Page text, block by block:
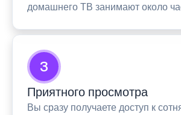
домашнего ТВ занимают около
3
Приятного просмотра
Вы сразу получаете доступ к